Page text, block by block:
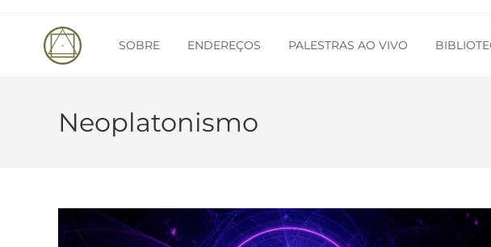
SOBRE ENDEREÇOS PALESTRAS AO VIVO
Neoplatonismo